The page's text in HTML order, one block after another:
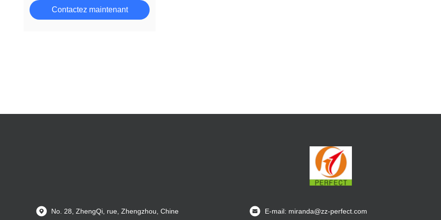
Contactez maintenant
No. 28, ZhengQi, rue, Zhengzhou, Chine E-mail: miranda@zz-perfect.com